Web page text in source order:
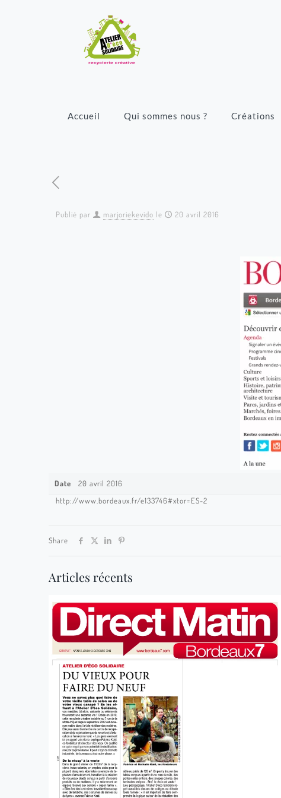
Accueil Qui sommes nous ? Créations
Publié par marjoriekevido le 20 avril 2016
Date
20 avril 2016
http://www.bordeaux.fr/e133746#xtor=ES-2
Share
Articles récents